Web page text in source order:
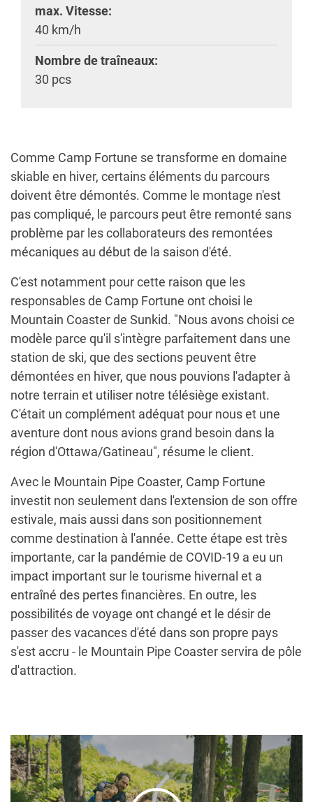
max. Vitesse:
40 km/h
Nombre de traîneaux:
30 pcs
Comme Camp Fortune se transforme en domaine
skiable en hiver, certains éléments du parcours
doivent être démontés. Comme le montage n'est
pas compliqué, le parcours peut être remonté sans
problème par les collaborateurs des remontées
mécaniques au début de la saison d'été.
C'est notamment pour cette raison que les
responsables de Camp Fortune ont choisi le
Mountain Coaster de Sunkid. "Nous avons choisi ce
modèle parce qu'il s'intègre parfaitement dans une
station de ski, que des sections peuvent être
démontées en hiver, que nous pouvions l'adapter à
notre terrain et utiliser notre télésiège existant.
C'était un complément adéquat pour nous et une
aventure dont nous avions grand besoin dans la
région d'Ottawa/Gatineau", résume le client.
Avec le Mountain Pipe Coaster, Camp Fortune
investit non seulement dans l'extension de son offre
estivale, mais aussi dans son positionnement
comme destination à l'année. Cette étape est très
importante, car la pandémie de COVID-19 a eu un
impact important sur le tourisme hivernal et a
entraîné des pertes financières. En outre, les
possibilités de voyage ont changé et le désir de
passer des vacances d'été dans son propre pays
s'est accru - le Mountain Pipe Coaster servira de pôle
d'attraction.